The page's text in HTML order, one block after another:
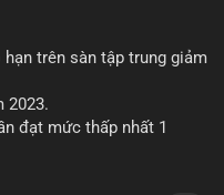
trên sàn tập trung giảm
2023.
đạt mức thấp nhất 1